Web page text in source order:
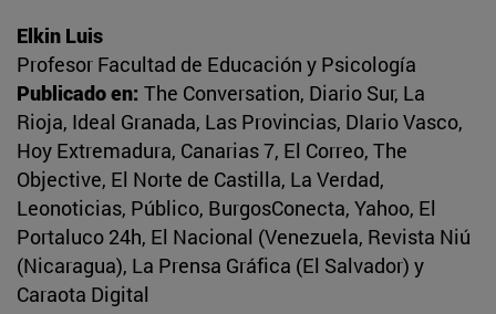
Elkin Luis
Profesor Facultad de Educación y Psicología
Publicado en: The Conversation, Diario Sur, La
Rioja, Ideal Granada, Las Provincias, DIario Vasco,
Hoy Extremadura, Canarias 7, El Correo, The
Objective, El Norte de Castilla, La Verdad,
Leonoticias, Público, BurgosConecta, Yahoo, El
Portaluco 24h, El Nacional (Venezuela, Revista Niú
(Nicaragua), La Prensa Gráfica (El Salvador) y
Caraota Digital